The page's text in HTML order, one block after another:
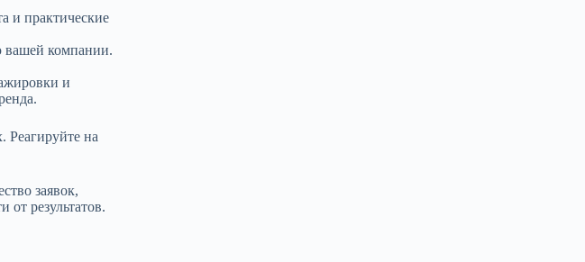
и практические
вашей компании.
и
Реагируйте на
заявок,
от результатов.